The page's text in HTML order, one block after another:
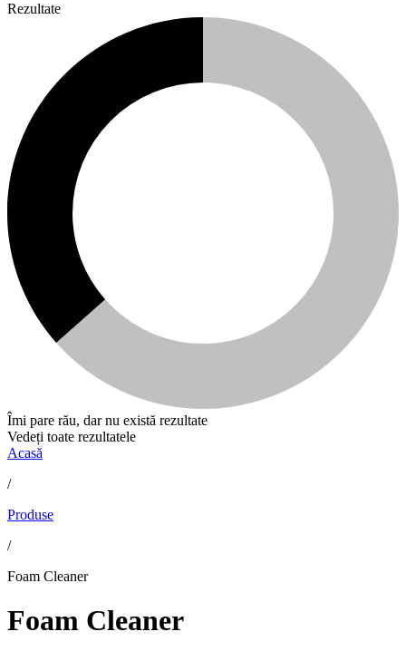
Rezultate
Îmi pare rău, dar nu există rezultate
Vedeți toate rezultatele
Acasă
/
Produse
/
Foam Cleaner
Foam Cleaner